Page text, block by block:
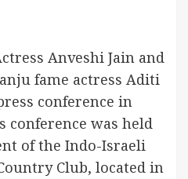
Anveshi Jain and
fame actress Aditi
conference in
conference was held
of the Indo-Israeli
Club, located in